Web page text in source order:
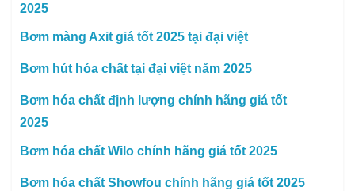
2025
Bơm màng Axit giá tốt 2025 tại đại việt
Bơm hút hóa chất tại đại việt năm 2025
Bơm hóa chất định lượng chính hãng giá tốt
2025
Bơm hóa chất Wilo chính hãng giá tốt 2025
Bơm hóa chất Showfou chính hãng giá tốt 2025